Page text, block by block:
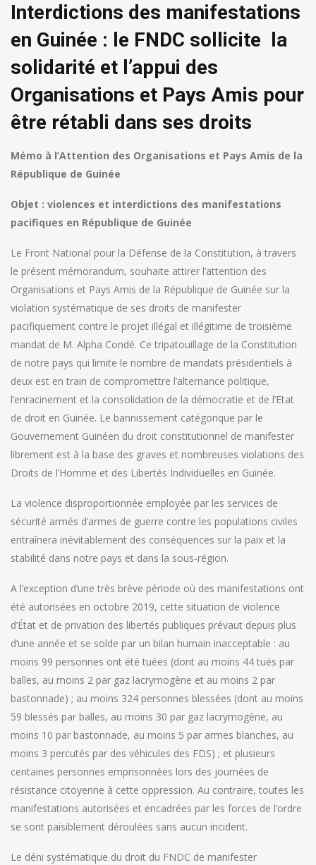
Interdictions des manifestations
en Guinée : le FNDC sollicite la
solidarité et l’appui des
Organisations et Pays Amis pour
être rétabli dans ses droits
Mémo à l’Attention des Organisations et Pays Amis de la
République de Guinée
Objet : violences et interdictions des manifestations
pacifiques en République de Guinée
Le Front National pour la Défense de la Constitution, à travers
le présent mémorandum, souhaite attirer l’attention des
Organisations et Pays Amis de la République de Guinée sur la
violation systématique de ses droits de manifester
pacifiquement contre le projet illégal et illégitime de troisième
mandat de M. Alpha Condé. Ce tripatouillage de la Constitution
de notre pays qui limite le nombre de mandats présidentiels à
deux est en train de compromettre l’alternance politique,
l’enracinement et la consolidation de la démocratie et de l’Etat
de droit en Guinée. Le bannissement catégorique par le
Gouvernement Guinéen du droit constitutionnel de manifester
librement est à la base des graves et nombreuses violations des
Droits de l’Homme et des Libertés Individuelles en Guinée.
La violence disproportionnée employée par les services de
sécurité armés d’armes de guerre contre les populations civiles
entraînera inévitablement des conséquences sur la paix et la
stabilité dans notre pays et dans la sous-région.
A l’exception d’une très brève période où des manifestations ont
été autorisées en octobre 2019, cette situation de violence
d’État et de privation des libertés publiques prévaut depuis plus
d’une année et se solde par un bilan humain inacceptable : au
moins 99 personnes ont été tuées (dont au moins 44 tués par
balles, au moins 2 par gaz lacrymogène et au moins 2 par
bastonnade) ; au moins 324 personnes blessées (dont au moins
59 blessés par balles, au moins 30 par gaz lacrymogène, au
moins 10 par bastonnade, au moins 5 par armes blanches, au
moins 3 percutés par des véhicules des FDS) ; et plusieurs
centaines personnes emprisonnées lors des journées de
résistance citoyenne à cette oppression. Au contraire, toutes les
manifestations autorisées et encadrées par les forces de l’ordre
se sont paisiblement déroulées sans aucun incident.
Le déni systématique du droit du FNDC de manifester